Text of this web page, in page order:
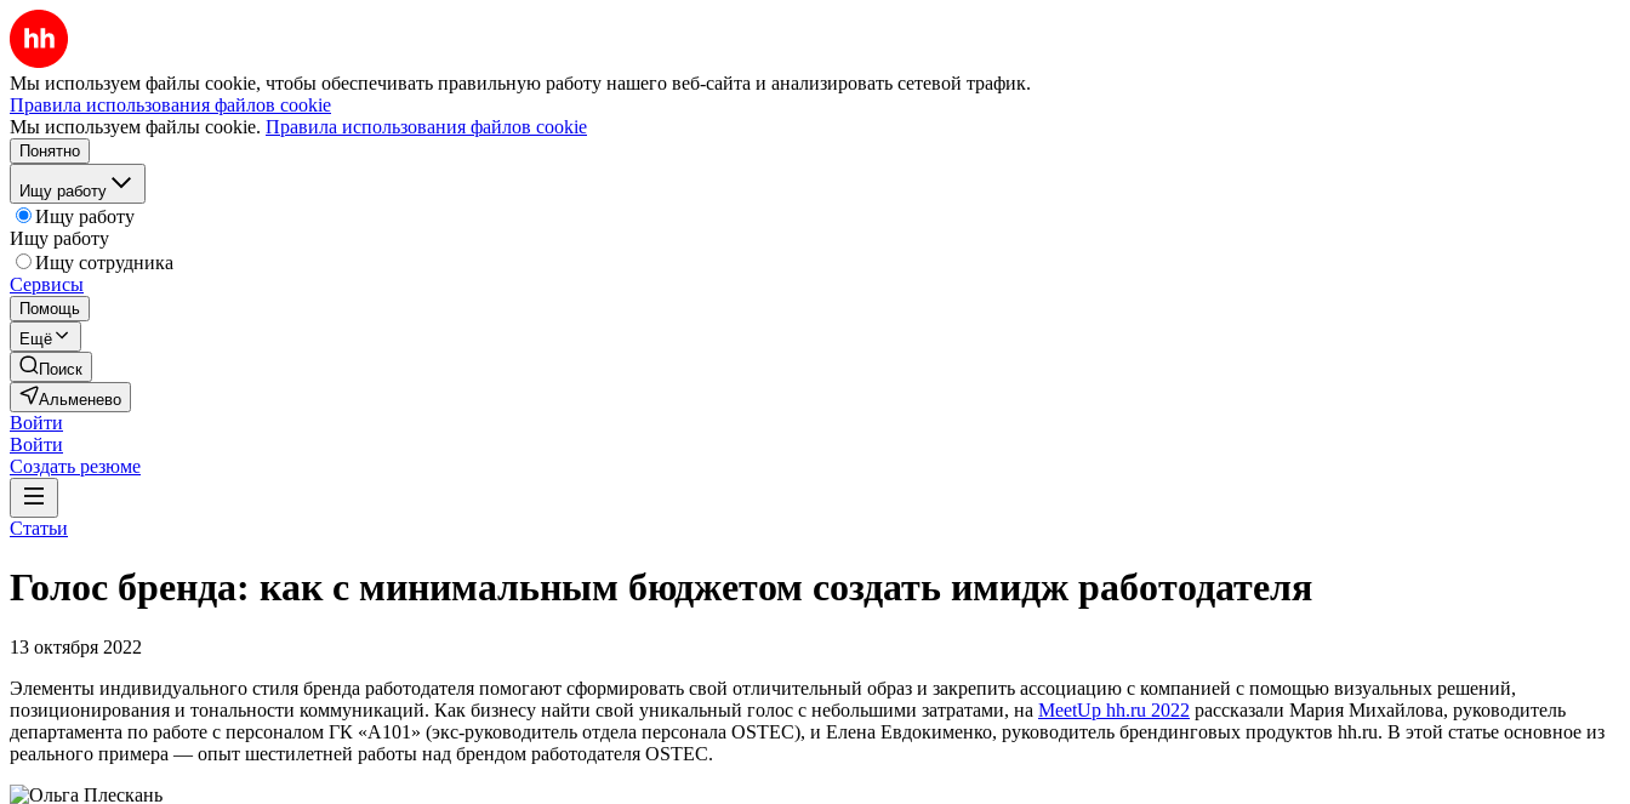
Мы используем файлы cookie, чтобы обеспечивать правильную работу нашего веб-сайта и анализировать сетевой трафик.
Правила использования файлов cookie
Мы используем файлы cookie. Правила использования файлов cookie
Понятно
Ищу работу
Ищу работу
Ищу работу
Ищу сотрудника
Сервисы
Помощь
Ещё
Поиск
Альменево
Войти
Войти
Создать резюме
Статьи
Голос бренда: как с минимальным бюджетом создать имидж работодателя
13 октября 2022
Элементы индивидуального стиля бренда работодателя помогают сформировать свой отличительный образ и закрепить ассоциацию с компанией с помощью визуальных решений,
позиционирования и тональности коммуникаций. Как бизнесу найти свой уникальный голос с небольшими затратами, на MeetUp hh.ru 2022 рассказали Мария Михайлова, руководитель
департамента по работе с персоналом ГК «А101» (экс-руководитель отдела персонала OSTEC), и Елена Евдокименко, руководитель брендинговых продуктов hh.ru. В этой статье основное из
реального примера — опыт шестилетней работы над брендом работодателя OSTEC.